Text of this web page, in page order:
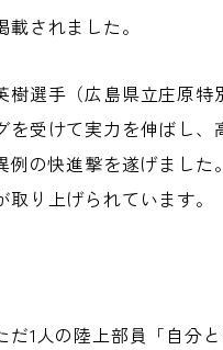
されました。
選手（広島県立庄原
受けて実力を伸ばし
の快進撃を遂げまし
り上げられています。
人の陸上部員「自分と